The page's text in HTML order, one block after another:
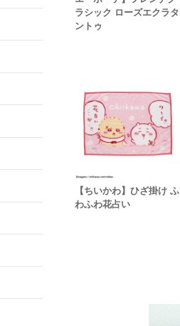
ラシック ローズエクラタ
ントゥ
【ちいかわ】ひざ掛け ふ
わふわ花占い